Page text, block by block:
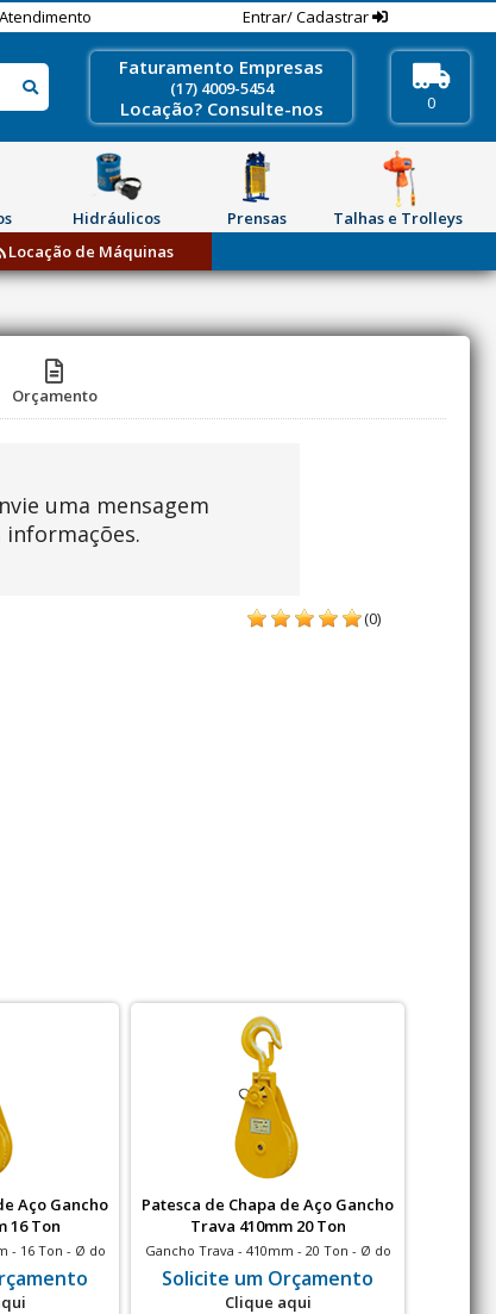
Entrar/ Cadastrar
Faturamento Empresas
(17) 4009-5454
Locação? Consulte-nos 0
Hidráulicos Prensas
Talhas e Trolleys
Locação de Máquinas
Orçamento
uma mensagem
(0)
Aço Gancho
16 Ton
- 16 Ton - Ø do
a 1"
Patesca de Chapa de Aço Gancho
Trava 410mm 20 Ton
Gancho Trava - 410mm - 20 Ton - Ø do
cabo de 1" a 1,1/8"
Solicite um Orçamento
Clique aqui